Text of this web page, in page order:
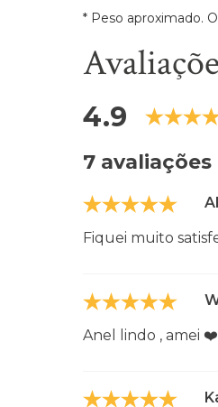
* Peso aproximado.
4.9
7 avaliações
Fiquei muito
Anel lindo , amei ❤️